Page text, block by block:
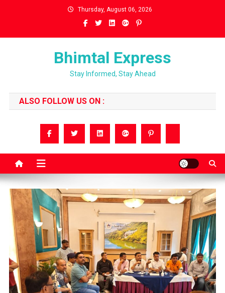
Thursday, August 06, 2026
Bhimtal Express
Stay Informed, Stay Ahead
ALSO FOLLOW US ON :